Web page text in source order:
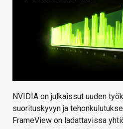
NVIDIA on julkaissut uuden
suorituskyvyn ja
FrameView on ladattavissa